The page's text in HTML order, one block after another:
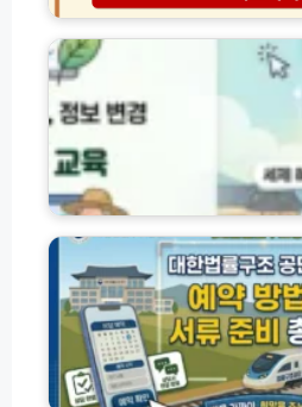
감
독
자
신
청
6
년
최
신
트
렌
드
핵
심
리
방
법
준
비
물
효
간
연
(+주
말
온
인
신
업
e
지
홈
페
이
지
바
로
가
경
등
대
한
법
구
조
단
상